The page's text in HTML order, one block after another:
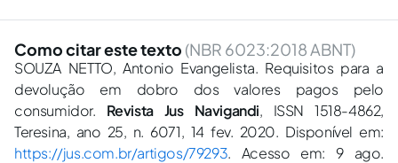
Como citar este texto (NBR 6023:2018 ABNT)
SOUZA NETTO, Antonio Evangelista. Requisitos para a
devolução em dobro dos valores pagos pelo
consumidor. Revista Jus Navigandi, ISSN 1518-4862,
Teresina, ano 25, n. 6071, 14 fev. 2020. Disponível em:
https://jus.com.br/artigos/79293. Acesso em: 9 ago.